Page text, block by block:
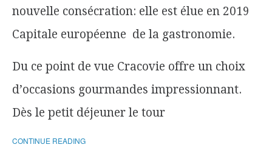
nouvelle consécration: elle est élue en 2019
Capitale européenne de la gastronomie.
Du ce point de vue Cracovie offre un choix
d’occasions gourmandes impressionnant.
Dès le petit déjeuner le tour
CONTINUE READING